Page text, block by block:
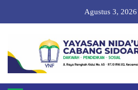
to
Agustus 3, 2026